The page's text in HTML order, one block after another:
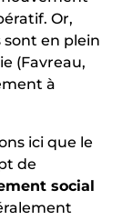
Or,
sont en plein
(Favreau,
à
ici que le
de
social